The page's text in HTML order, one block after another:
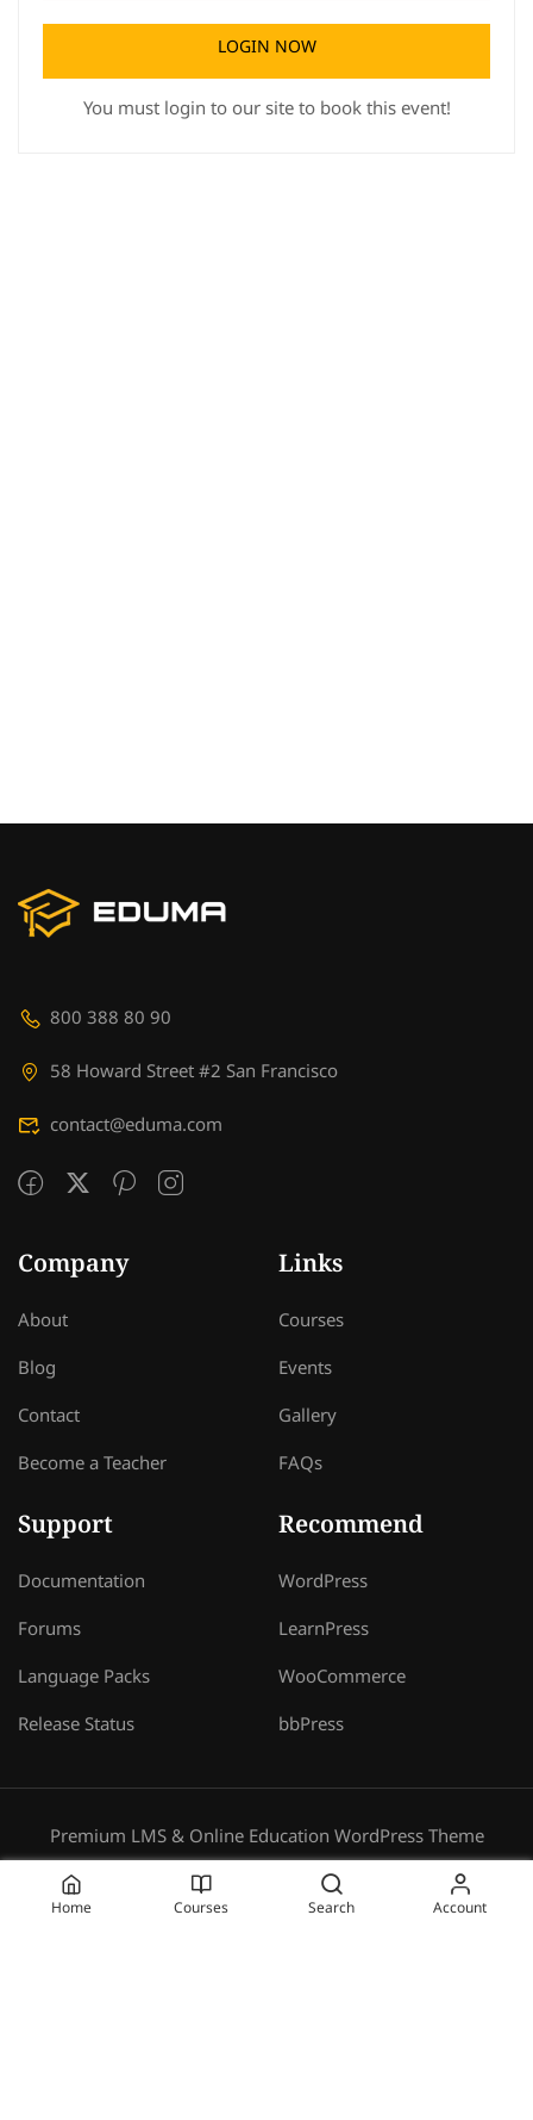
LOGIN NOW
You must login to our site to book this event!
800 388 80 90
58 Howard Street #2 San Francisco
contact@eduma.com
Company
About
Blog
Contact
Become a Teacher
Links
Courses
Events
Gallery
FAQs
Support
Documentation
Forums
Language Packs
Release Status
Recommend
WordPress
LearnPress
WooCommerce
bbPress
Premium LMS & Online Education WordPress Theme
Terms Sitemap
Home Courses Search Account